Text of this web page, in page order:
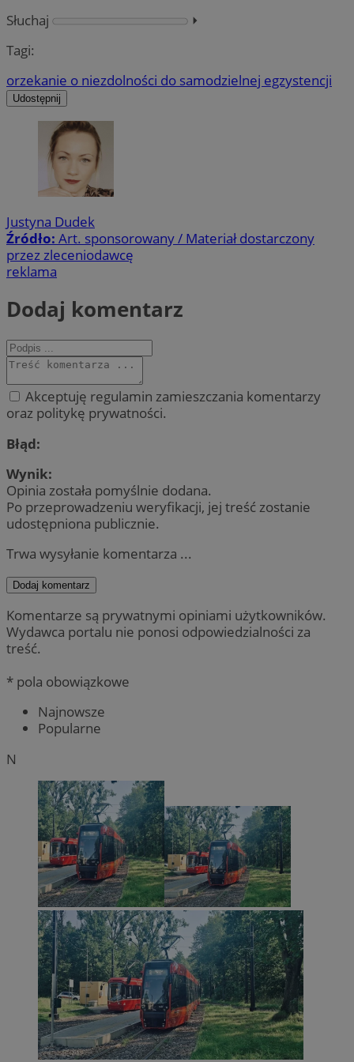
Słuchaj
⏵︎
Tagi:
orzekanie o niezdolności do samodzielnej egzystencji
Udostępnij
Justyna Dudek
Źródło: Art. sponsorowany / Materiał dostarczony
przez zleceniodawcę
reklama
Dodaj komentarz
Akceptuję regulamin zamieszczania komentarzy
oraz politykę prywatności.
Błąd:
Wynik:
Opinia została pomyślnie dodana.
Po przeprowadzeniu weryfikacji, jej treść zostanie
udostępniona publicznie.
Trwa wysyłanie komentarza ...
Dodaj komentarz
Komentarze są prywatnymi opiniami użytkowników.
Wydawca portalu nie ponosi odpowiedzialności za
treść.
* pola obowiązkowe
Najnowsze
Popularne
N